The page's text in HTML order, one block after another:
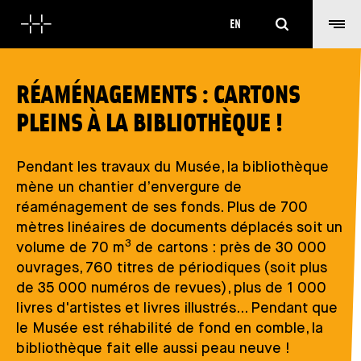
EN
RÉAMÉNAGEMENTS : CARTONS
PLEINS À LA BIBLIOTHÈQUE !
Pendant les travaux du Musée, la bibliothèque
mène un chantier d’envergure de
réaménagement de ses fonds. Plus de 700
mètres linéaires de documents déplacés soit un
volume de 70 m3 de cartons : près de 30 000
ouvrages, 760 titres de périodiques (soit plus
de 35 000 numéros de revues), plus de 1 000
livres d'artistes et livres illustrés... Pendant que
le Musée est réhabilité de fond en comble, la
bibliothèque fait elle aussi peau neuve !